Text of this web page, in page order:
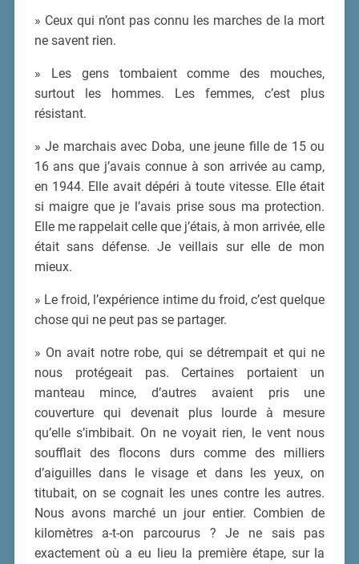
» Ceux qui n’ont pas connu les marches de la mort
ne savent rien.
» Les gens tombaient comme des mouches,
surtout les hommes. Les femmes, c’est plus
résistant.
» Je marchais avec Doba, une jeune fille de 15 ou
16 ans que j’avais connue à son arrivée au camp,
en 1944. Elle avait dépéri à toute vitesse. Elle était
si maigre que je l’avais prise sous ma protection.
Elle me rappelait celle que j’étais, à mon arrivée, elle
était sans défense. Je veillais sur elle de mon
mieux.
» Le froid, l’expérience intime du froid, c’est quelque
chose qui ne peut pas se partager.
» On avait notre robe, qui se détrempait et qui ne
nous protégeait pas. Certaines portaient un
manteau mince, d’autres avaient pris une
couverture qui devenait plus lourde à mesure
qu’elle s’imbibait. On ne voyait rien, le vent nous
soufflait des flocons durs comme des milliers
d’aiguilles dans le visage et dans les yeux, on
titubait, on se cognait les unes contre les autres.
Nous avons marché un jour entier. Combien de
kilomètres a-t-on parcourus ? Je ne sais pas
exactement où a eu lieu la première étape, sur la